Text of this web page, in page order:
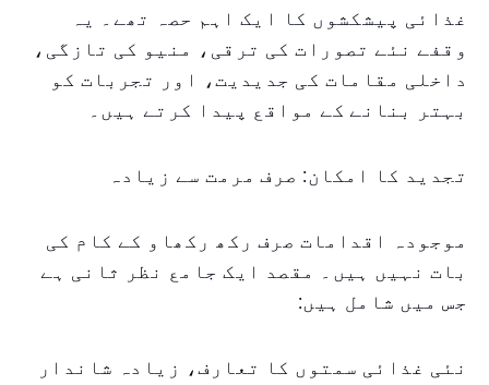
غذائی پیشکشوں کا ایک اہم حصہ تھے۔ یہ
وقفے نئے تصورات کی ترقی، منیو کی تازگی،
داخلی مقامات کی جدیدیت، اور تجربات کو
بہتر بنانے کے مواقع پیدا کرتے ہیں۔
تجدید کا امکان: صرف مرمت سے زیادہ
موجودہ اقدامات صرف رکھ رکھاو کے کام کی
بات نہیں ہیں۔ مقصد ایک جامع نظر ثانی ہے
جس میں شامل ہیں:
نئی غذائی سمتوں کا تعارف، زیادہ شاندار